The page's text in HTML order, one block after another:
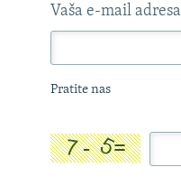
Vaša e-mail adresa
Pratite nas